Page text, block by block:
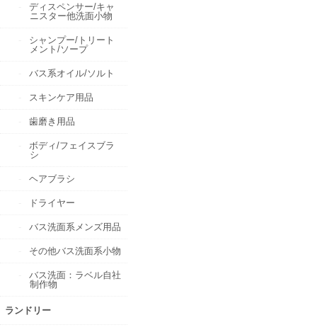
ディスペンサー/キャ
ニスター他洗面小物
シャンプー/トリート
メント/ソープ
バス系オイル/ソルト
スキンケア用品
歯磨き用品
ボディ/フェイスブラ
シ
ヘアブラシ
ドライヤー
バス洗面系メンズ用品
その他バス洗面系小物
バス洗面：ラベル自社
制作物
ランドリー